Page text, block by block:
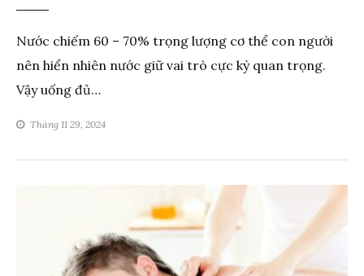
Nước chiếm 60 – 70% trọng lượng cơ thể con người
nên hiển nhiên nước giữ vai trò cực kỳ quan trọng.
Vậy uống đủ…
Tháng 11 29, 2024